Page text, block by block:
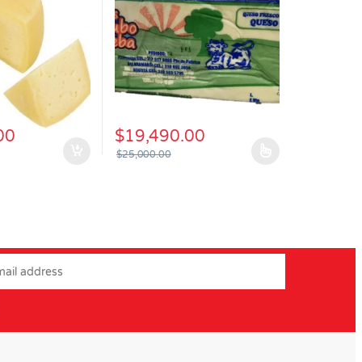
$19,490.00
$25,000.00
Este producto tiene múltiples variantes. Las